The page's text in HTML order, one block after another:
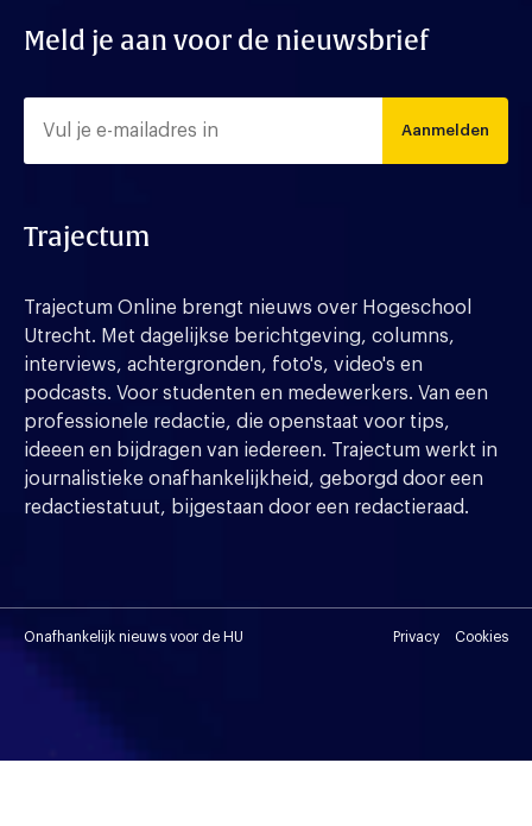
Meld je aan voor de nieuwsbrief
Aanmelden
Trajectum
Trajectum Online brengt nieuws over Hogeschool
Utrecht. Met dagelijkse berichtgeving, columns,
interviews, achtergronden, foto's, video's en
podcasts. Voor studenten en medewerkers. Van een
professionele redactie, die openstaat voor tips,
ideeen en bijdragen van iedereen. Trajectum werkt in
journalistieke onafhankelijkheid, geborgd door een
redactiestatuut, bijgestaan door een redactieraad.
Onafhankelijk nieuws voor de HU Privacy Cookies